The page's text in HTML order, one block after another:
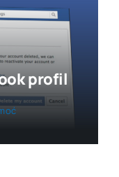
profil